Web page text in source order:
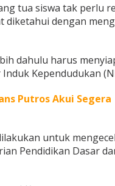
tua siswa tak perlu
diketahui dengan
dahulu harus
Kependudukan
Putros Akui Segera
untuk
Pendidikan Dasar